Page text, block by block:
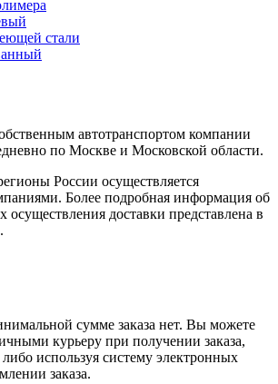
стали
автотранспортом компании
по Москве и Московской области.
России осуществляется
Более подробная информация об
осуществления доставки представлена в
сумме заказа нет. Вы можете
курьеру при получении заказа,
используя систему электронных
заказа.